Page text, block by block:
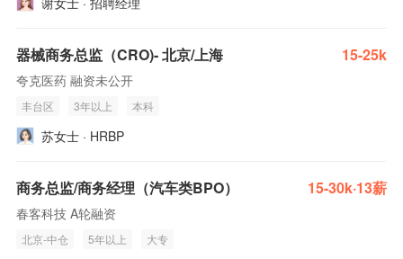
器械商务总监（CRO)- 北京/上海 15-25k
夸克医药 融资未公开
丰台区 3年以上 本科
苏女士 · HRBP
商务总监/商务经理（汽车类BPO） 15-30k·13薪
春客科技 A轮融资
北京-中仓 5年以上 大专